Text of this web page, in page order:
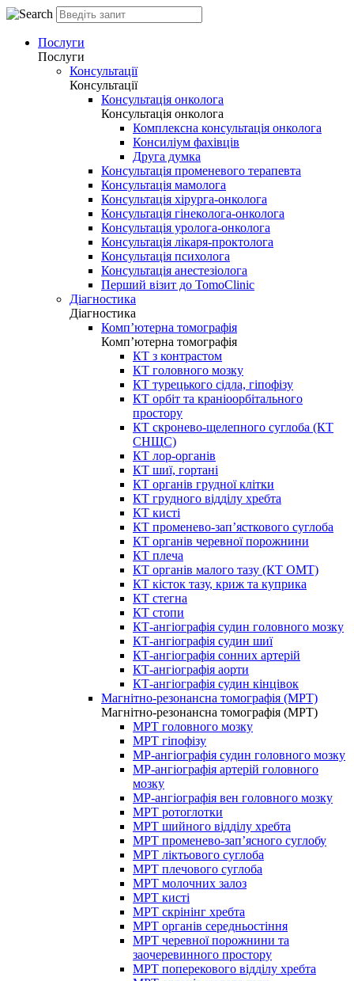
Послуги
Послуги
Консультації
Консультації
Консультація онколога
Консультація онколога
Комплексна консультація онколога
Консиліум фахівців
Друга думка
Консультація променевого терапевта
Консультація мамолога
Консультація хірурга-онколога
Консультація гінеколога-онколога
Консультація уролога-онколога
Консультація лікаря-проктолога
Консультація психолога
Консультація анестезіолога
Перший візит до TomoClinic
Діагностика
Діагностика
Комп’ютерна томографія
Комп’ютерна томографія
КТ з контрастом
КТ головного мозку
КТ турецького сідла, гіпофізу
КТ орбіт та краніоорбітального
простору
КТ скронево-щелепного суглоба (КТ
СНЩС)
КТ лор-органів
КТ шиї, гортані
КТ органів грудної клітки
КТ грудного відділу хребта
КТ кисті
КТ променево-зап’ясткового суглоба
КТ органів черевної порожнини
КТ плеча
КТ органів малого тазу (КТ ОМТ)
КТ кісток тазу, криж та куприка
КТ стегна
КТ стопи
КТ-ангіографія судин головного мозку
КТ-ангіографія судин шиї
КТ-ангіографія сонних артерій
КТ-ангіографія аорти
КТ-ангіографія судин кінцівок
Магнітно-резонансна томографія (МРТ)
Магнітно-резонансна томографія (МРТ)
МРТ головного мозку
МРТ гіпофізу
МР-ангіографія судин головного мозку
МР-ангіографія артерій головного
мозку
МР-ангіографія вен головного мозку
МРТ ротоглотки
МРТ шийного відділу хребта
МРТ променево-зап’ясного суглобу
МРТ ліктьового суглоба
МРТ плечового суглоба
МРТ молочних залоз
МРТ кисті
МРТ скрінінг хребта
МРТ органів середньостіння
МРТ черевної порожнини та
заочеревинного простору
МРТ поперекового відділу хребта